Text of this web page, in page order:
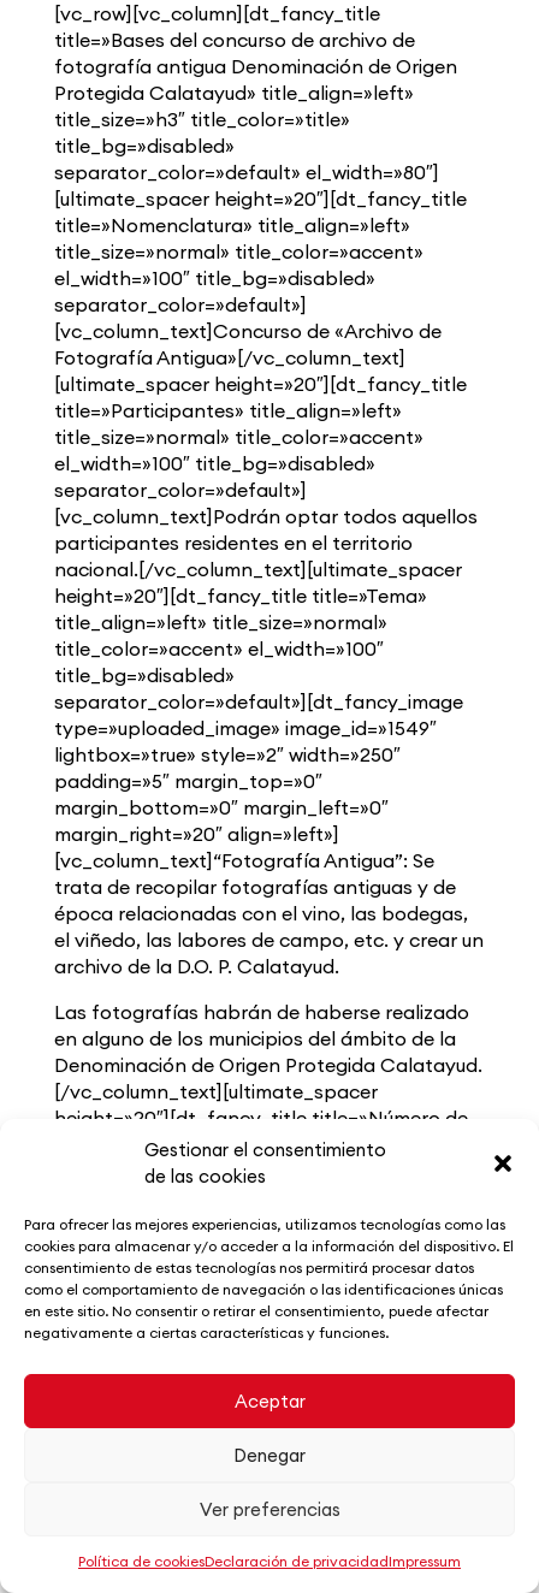
Gestionar el consentimiento
de las cookies
Para ofrecer las mejores experiencias, utilizamos tecnologías como las
cookies para almacenar y/o acceder a la información del dispositivo. El
consentimiento de estas tecnologías nos permitirá procesar datos
como el comportamiento de navegación o las identificaciones únicas
en este sitio. No consentir o retirar el consentimiento, puede afectar
negativamente a ciertas características y funciones.
Aceptar
Denegar
Ver preferencias
Política de cookiesDeclaración de privacidadImpressum
[vc_row][vc_column][dt_fancy_title
title=»Bases del concurso de archivo de
fotografía antigua Denominación de Origen
Protegida Calatayud» title_align=»left»
title_size=»h3″ title_color=»title»
title_bg=»disabled»
separator_color=»default» el_width=»80″]
[ultimate_spacer height=»20″][dt_fancy_title
title=»Nomenclatura» title_align=»left»
title_size=»normal» title_color=»accent»
el_width=»100″ title_bg=»disabled»
separator_color=»default»]
[vc_column_text]Concurso de «Archivo de
Fotografía Antigua»[/vc_column_text]
[ultimate_spacer height=»20″][dt_fancy_title
title=»Participantes» title_align=»left»
title_size=»normal» title_color=»accent»
el_width=»100″ title_bg=»disabled»
separator_color=»default»]
[vc_column_text]Podrán optar todos aquellos
participantes residentes en el territorio
nacional.[/vc_column_text][ultimate_spacer
height=»20″][dt_fancy_title title=»Tema»
title_align=»left» title_size=»normal»
title_color=»accent» el_width=»100″
title_bg=»disabled»
separator_color=»default»][dt_fancy_image
type=»uploaded_image» image_id=»1549″
lightbox=»true» style=»2″ width=»250″
padding=»5″ margin_top=»0″
margin_bottom=»0″ margin_left=»0″
margin_right=»20″ align=»left»]
[vc_column_text]“Fotografía Antigua”: Se
trata de recopilar fotografías antiguas y de
época relacionadas con el vino, las bodegas,
el viñedo, las labores de campo, etc. y crear un
archivo de la D.O. P. Calatayud.
Las fotografías habrán de haberse realizado
en alguno de los municipios del ámbito de la
Denominación de Origen Protegida Calatayud.
[/vc_column_text][ultimate_spacer
height=»20″][dt_fancy_title title=»Número de
obras» title_align=»left» title_size=»normal»
title_color=»accent» el_width=»100″
separator_color=»default»]
[vc_column_text]No se fija un número máximo
de obras por autor.[/vc_column_text]
[ultimate_spacer height=»20″][dt_fancy_title
title=»Presentación» title_align=»left»
separator_color=»default»]
[vc_column_text]En soporte digital o en papel.
Deberá entregarse junto con un sobre cerrado
el interior del sobre constarán los datos del
móvil y e-mail.[/vc_column_text]